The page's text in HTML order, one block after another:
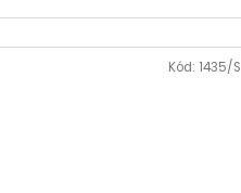
Kód:1435/S